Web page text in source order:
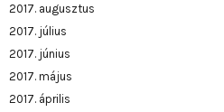
2017. augusztus
2017. július
2017. június
2017. május
2017. április